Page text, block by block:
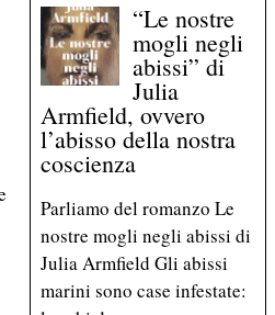
“Le nostre
mogli negli
abissi” di
Julia
Armfield, ovvero
l’abisso della nostra
coscienza
Parliamo del romanzo Le
nostre mogli negli abissi di
Julia Armfield Gli abissi
marini sono case infestate: